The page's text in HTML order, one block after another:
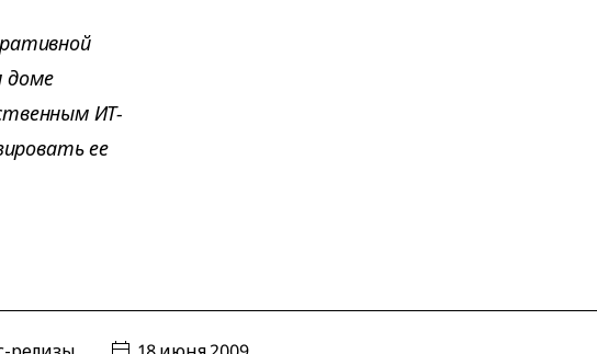
доме
ИТ-
ее